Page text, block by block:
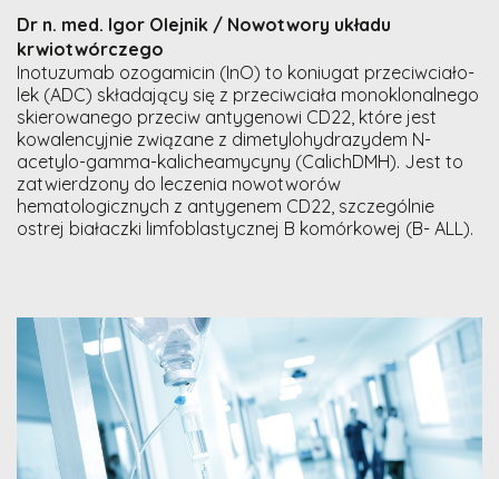
Dr n. med. Igor Olejnik / Nowotwory układu
krwiotwórczego
Inotuzumab ozogamicin (InO) to koniugat przeciwciało-
lek (ADC) składający się z przeciwciała monoklonalnego
skierowanego przeciw antygenowi CD22, które jest
kowalencyjnie związane z dimetylohydrazydem N-
acetylo-gamma-kalicheamycyny (CalichDMH). Jest to
zatwierdzony do leczenia nowotworów
hematologicznych z antygenem CD22, szczególnie
ostrej białaczki limfoblastycznej B komórkowej (B- ALL).